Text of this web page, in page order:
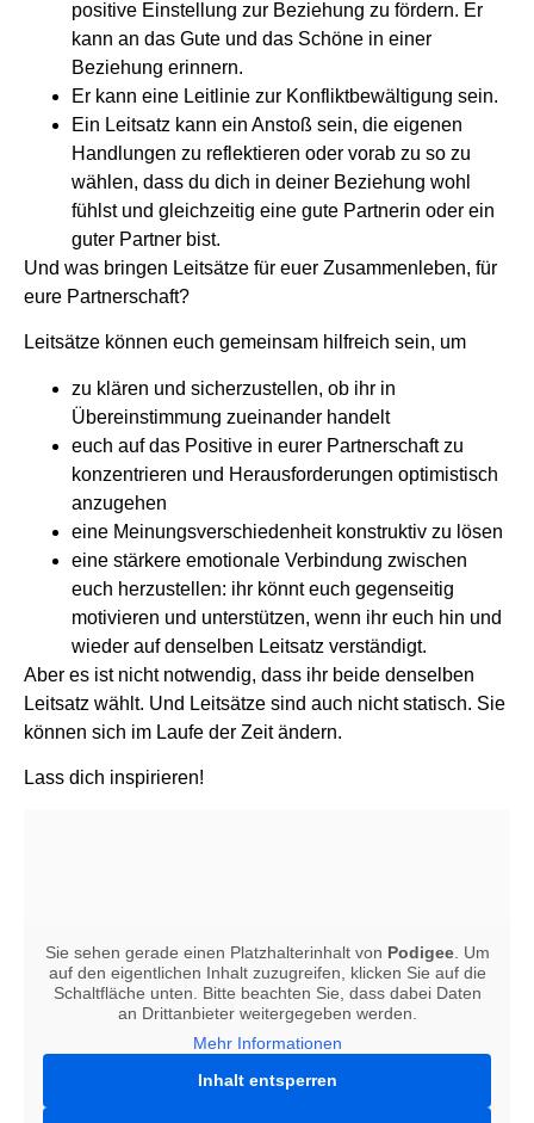
positive Einstellung zur Beziehung zu fördern. Er
kann an das Gute und das Schöne in einer
Beziehung erinnern.
Er kann eine Leitlinie zur Konfliktbewältigung sein.
Ein Leitsatz kann ein Anstoß sein, die eigenen
Handlungen zu reflektieren oder vorab zu so zu
wählen, dass du dich in deiner Beziehung wohl
fühlst und gleichzeitig eine gute Partnerin oder ein
guter Partner bist.
Und was bringen Leitsätze für euer Zusammenleben, für
eure Partnerschaft?
Leitsätze können euch gemeinsam hilfreich sein, um
zu klären und sicherzustellen, ob ihr in
Übereinstimmung zueinander handelt
euch auf das Positive in eurer Partnerschaft zu
konzentrieren und Herausforderungen optimistisch
anzugehen
eine Meinungsverschiedenheit konstruktiv zu lösen
eine stärkere emotionale Verbindung zwischen
euch herzustellen: ihr könnt euch gegenseitig
motivieren und unterstützen, wenn ihr euch hin und
wieder auf denselben Leitsatz verständigt.
Aber es ist nicht notwendig, dass ihr beide denselben
Leitsatz wählt. Und Leitsätze sind auch nicht statisch. Sie
können sich im Laufe der Zeit ändern.
Lass dich inspirieren!
Sie sehen gerade einen Platzhalterinhalt von Podigee. Um
auf den eigentlichen Inhalt zuzugreifen, klicken Sie auf die
Schaltfläche unten. Bitte beachten Sie, dass dabei Daten
an Drittanbieter weitergegeben werden.
Mehr Informationen
Inhalt entsperren